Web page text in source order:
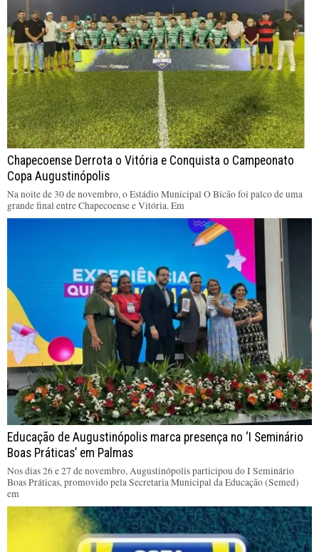
Chapecoense Derrota o Vitória e Conquista o Campeonato
Copa Augustinópolis
Na noite de 30 de novembro, o Estádio Municipal O Bicão foi palco de uma
grande final entre Chapecoense e Vitória. Em
Educação de Augustinópolis marca presença no ‘I Seminário
Boas Práticas’ em Palmas
Nos dias 26 e 27 de novembro, Augustinópolis participou do I Seminário
Boas Práticas, promovido pela Secretaria Municipal da Educação (Semed)
em